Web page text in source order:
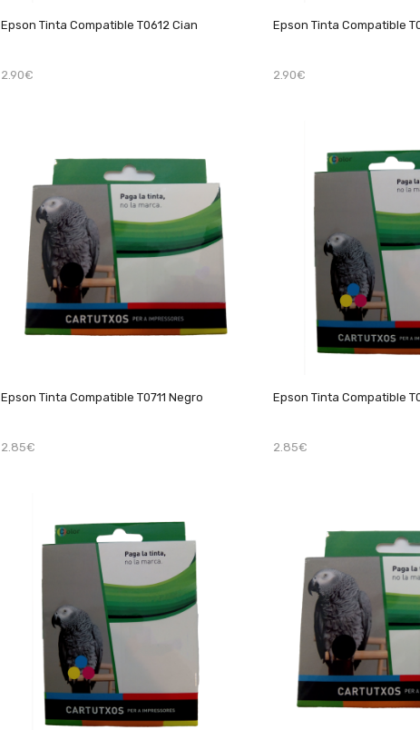
Epson Tinta Compatible T0612 Cian
2.90€
Epson Tinta Compatible
2.90€
Epson Tinta Compatible T0711 Negro
2.85€
Epson Tinta Compatible
2.85€